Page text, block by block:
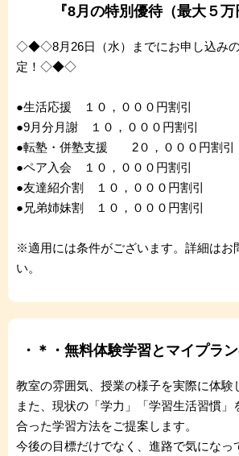
『8月の特別優待（最大５万
◇◆◇8月26日（水）までにお申し込み
定！◇◆◇
●生活応援 １０，０００円割引
●9月分月謝 １０，０００円割引
●転塾・併塾支援 2０，０００円割引
●ペア入会 １０，０００円割引
●友達紹介割 １０，０００円割引
●兄弟姉妹割 １０，０００円割引
※適用には条件がございます。詳細はお
い。
・＊・無料体験学習とマイプラ
教室の雰囲気、授業の様子を実際に体験
また、現状の「学力」「学習生活習慣」
合った学習方法をご提案します。
今後の目標だけでなく、進路で気になっ